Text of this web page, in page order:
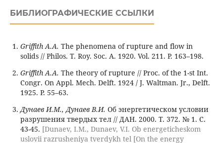
БИБЛИОГРАФИЧЕСКИЕ ССЫЛКИ
Griffith A.A. The phenomena of rupture and flow in
solids // Philos. T. Roy. Soc. A. 1920. Vol. 211. P. 163–198.
Griffith A.A. The theory of rupture // Proc. of the 1-st Int.
Congr. On Appl. Mech. Delft. 1924 / J. Waltman. Jr., Delft.
1925. P. 55–63.
Дунаев И.М., Дунаев В.И. Об энергетическом условии
разрушения твердых тел // ДАН. 2000. Т. 372. № 1. С.
43-45. [Dunaev, I.M., Dunaev, V.I. Ob energeticheskom
uslovii razrusheniya tverdykh tel [On the energy